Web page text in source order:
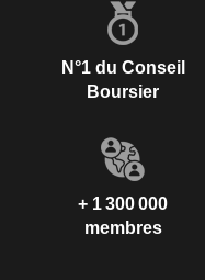
N°1 du Conseil
Boursier
+ 1 300 000
membres